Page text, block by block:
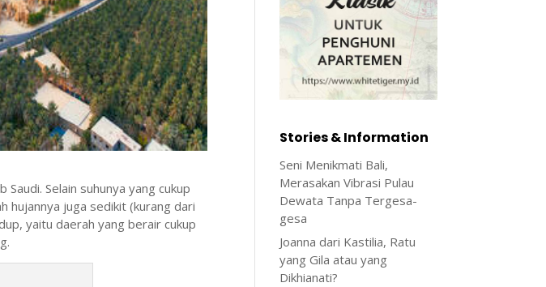
Selain suhunya yang cukup
hujannya juga sedikit (kurang dari
yaitu daerah yang berair cukup
Stories & Information
Seni Menikmati Bali,
Merasakan Vibrasi Pulau
Dewata Tanpa Tergesa-
gesa
Joanna dari Kastilia, Ratu
yang Gila atau yang
Dikhianati?